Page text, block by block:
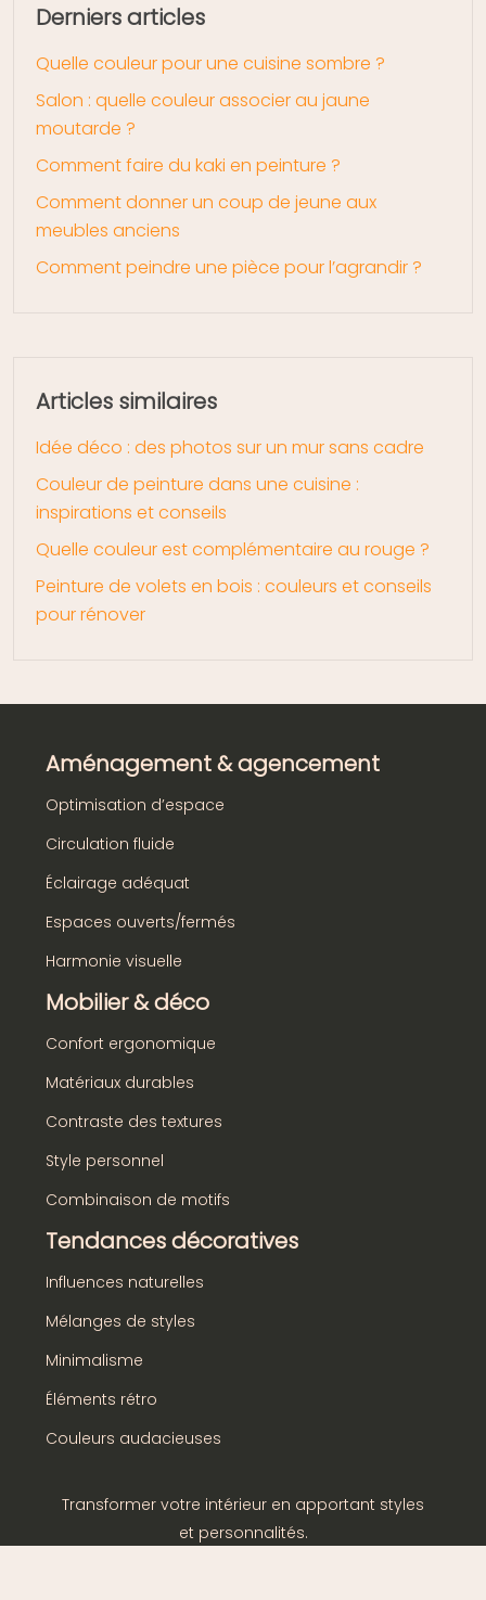
Derniers articles
Quelle couleur pour une cuisine sombre ?
Salon : quelle couleur associer au jaune
moutarde ?
Comment faire du kaki en peinture ?
Comment donner un coup de jeune aux
meubles anciens
Comment peindre une pièce pour l’agrandir ?
Articles similaires
Idée déco : des photos sur un mur sans cadre
Couleur de peinture dans une cuisine :
inspirations et conseils
Quelle couleur est complémentaire au rouge ?
Peinture de volets en bois : couleurs et conseils
pour rénover
Aménagement & agencement
Optimisation d’espace
Circulation fluide
Éclairage adéquat
Espaces ouverts/fermés
Harmonie visuelle
Mobilier & déco
Confort ergonomique
Matériaux durables
Contraste des textures
Style personnel
Combinaison de motifs
Tendances décoratives
Influences naturelles
Mélanges de styles
Minimalisme
Éléments rétro
Couleurs audacieuses
Transformer votre intérieur en apportant styles
et personnalités.